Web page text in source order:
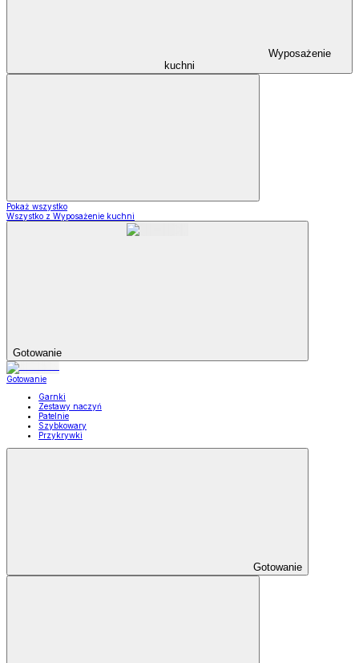
Wyposażenie
kuchni
Pokaż wszystko
Wszystko z Wyposażenie kuchni
Gotowanie
Gotowanie
Garnki
Zestawy naczyń
Patelnie
Szybkowary
Przykrywki
Gotowanie